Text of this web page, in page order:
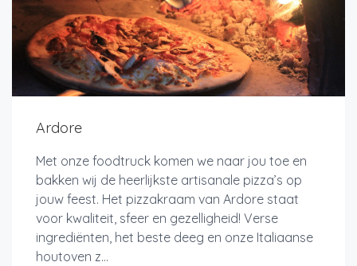
Ardore
Met onze foodtruck komen we naar jou toe en
bakken wij de heerlijkste artisanale pizza’s op
jouw feest. Het pizzakraam van Ardore staat
voor kwaliteit, sfeer en gezelligheid! Verse
ingrediënten, het beste deeg en onze Italiaanse
houtoven z...